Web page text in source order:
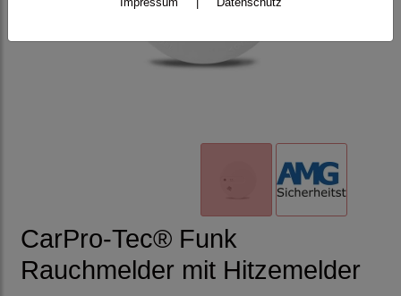
CarPro-Tec® Funk
Rauchmelder mit Hitzemelder